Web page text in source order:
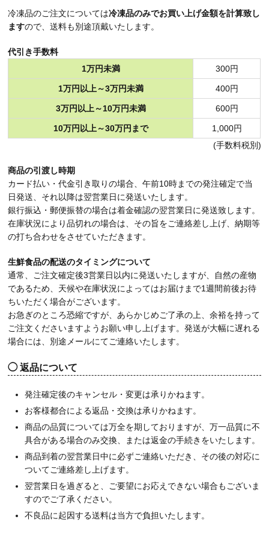
冷凍品のご注文については冷凍品のみでお買い上げ金額を計算致し
ますので、送料も別途頂戴いたします。
代引き手数料
1万円未満
300円
1万円以上～3万円未満 400円
3万円以上～10万円未満 600円
10万円以上～30万円まで
1,000円
(手数料税別)
商品の引渡し時期
カード払い・代金引き取りの場合、午前10時までの発注確定で当
日発送、それ以降は翌営業日に発送いたします。
銀行振込・郵便振替の場合は着金確認の翌営業日に発送致します。
在庫状況により品切れの場合は、その旨をご連絡差し上げ、納期等
の打ち合わせをさせていただきます。
生鮮食品の配送のタイミングについて
通常、ご注文確定後3営業日以内に発送いたしますが、自然の産物
であるため、天候や在庫状況によってはお届けまで1週間前後お待
ちいただく場合がございます。
お急ぎのところ恐縮ですが、あらかじめご了承の上、余裕を持って
ご注文くださいますようお願い申し上げます。発送が大幅に遅れる
場合には、別途メールにてご連絡いたします。
返品について
発注確定後のキャンセル・変更は承りかねます。
お客様都合による返品・交換は承りかねます。
商品の品質については万全を期しておりますが、万一品質に不
具合がある場合のみ交換、または返金の手続きをいたします。
商品到着の翌営業日中に必ずご連絡いただき、その後の対応に
ついてご連絡差し上げます。
翌営業日を過ぎると、ご要望にお応えできない場合もございま
すのでご了承ください。
不良品に起因する送料は当方で負担いたします。